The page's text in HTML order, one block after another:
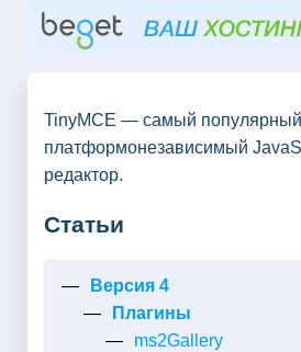
TinyMCE — самый
платформонезависимый
редактор.
Статьи
Версия 4
Плагины
ms2Gallery